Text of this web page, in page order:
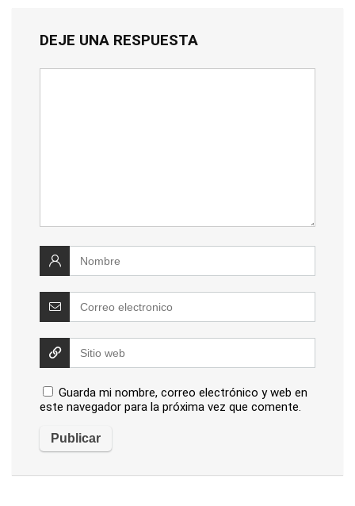
DEJE UNA RESPUESTA
Guarda mi nombre, correo electrónico y web en
este navegador para la próxima vez que comente.